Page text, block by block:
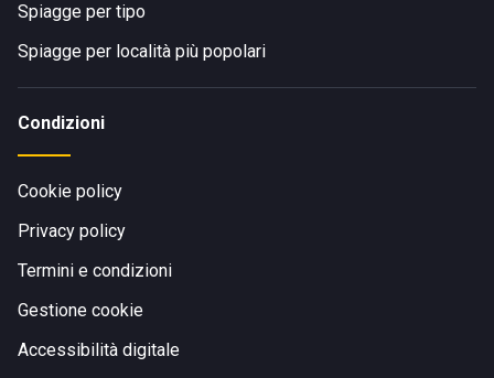
Spiagge per tipo
Spiagge per località più popolari
Condizioni
Cookie policy
Privacy policy
Termini e condizioni
Gestione cookie
Accessibilità digitale